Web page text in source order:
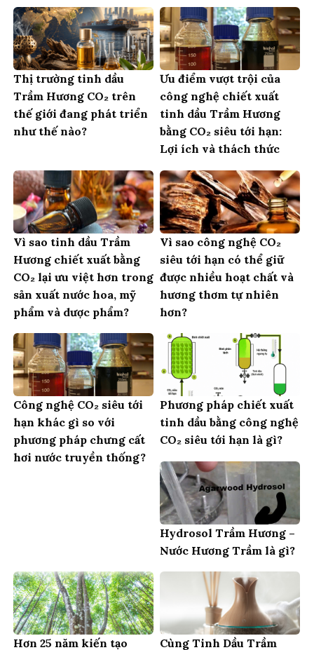
Thị trường tinh dầu
Trầm Hương CO₂ trên
thế giới đang phát triển
như thế nào?
Ưu điểm vượt trội của
công nghệ chiết xuất
tinh dầu Trầm Hương
bằng CO₂ siêu tới hạn:
Lợi ích và thách thức
Vì sao tinh dầu Trầm
Hương chiết xuất bằng
CO₂ lại ưu việt hơn trong
sản xuất nước hoa, mỹ
phẩm và dược phẩm?
Vì sao công nghệ CO₂
siêu tới hạn có thể giữ
được nhiều hoạt chất và
hương thơm tự nhiên
hơn?
Công nghệ CO₂ siêu tới
hạn khác gì so với
phương pháp chưng cất
hơi nước truyền thống?
Phương pháp chiết xuất
tinh dầu bằng công nghệ
CO₂ siêu tới hạn là gì?
Hydrosol Trầm Hương –
Nước Hương Trầm là gì?
Hơn 25 năm kiến tạo Cùng Tinh Dầu Trầm